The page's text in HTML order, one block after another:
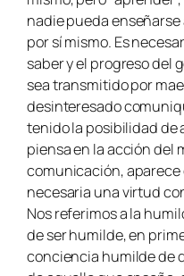
nadie pueda
por sí mismo. Es
saber y el progreso del
sea transmitido por
desinteresado
tenido la posibilidad de
piensa en la acción del
comunicación,
necesaria una virtud
Nos referimos a la
de ser humilde, en
conciencia humilde de